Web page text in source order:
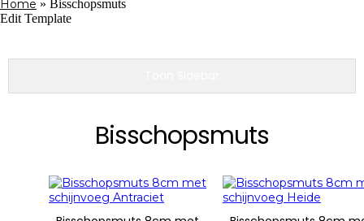
Home » Bisschopsmuts
Edit Template
Bisschopsmuts